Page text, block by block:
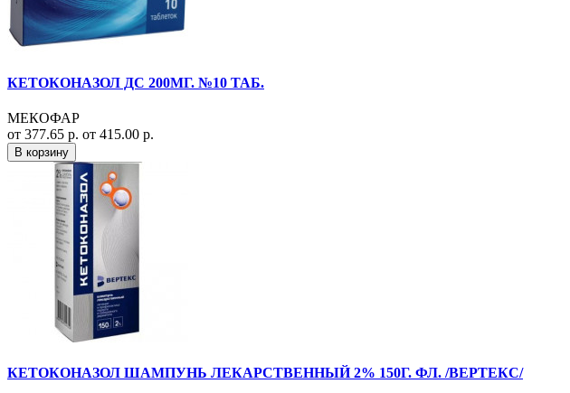
КЕТОКОНАЗОЛ ДС 200МГ. №10 ТАБ.
МЕКОФАР
от 377.65 р. от 415.00 р.
В корзину
КЕТОКОНАЗОЛ ШАМПУНЬ ЛЕКАРСТВЕННЫЙ 2% 150Г. ФЛ. /ВЕРТЕКС/